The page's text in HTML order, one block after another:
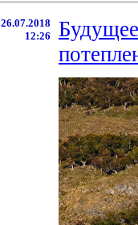
26.07.2018
12:26